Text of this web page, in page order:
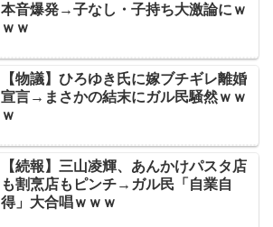
本音爆発→子なし・子持ち大激論にｗ
ｗｗ
【物議】ひろゆき氏に嫁ブチギレ離婚
宣言→まさかの結末にガル民騒然ｗｗ
ｗ
【続報】三山凌輝、あんかけパスタ店
も割烹店もピンチ→ガル民「自業自
得」大合唱ｗｗｗ